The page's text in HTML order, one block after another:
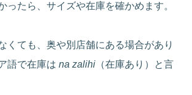
ったら、サイズや在庫を確かめます。
くても、奥や別店舗にある場合があり
語で在庫はna zalihi （在庫あり）と言